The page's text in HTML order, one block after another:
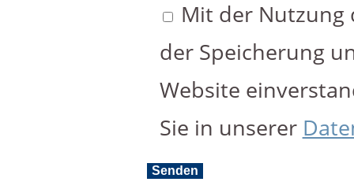
Mit der Nutzung
der Speicherung
Website
Sie in unserer